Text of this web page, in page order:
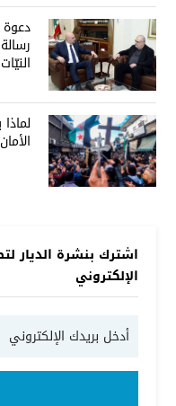
اشترك بنشرة الديار
الإلكتروني